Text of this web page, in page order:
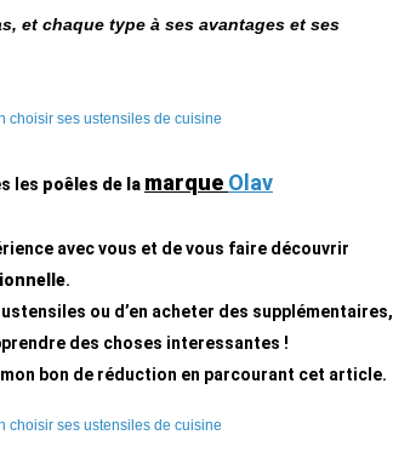
et chaque type à ses avantages et ses
les poêles de la marque Olav
avec vous et de vous faire découvrir
.
ou d’en acheter des supplémentaires,
des choses interessantes !
bon de réduction en parcourant cet article.